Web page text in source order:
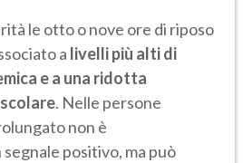
le otto o nove ore di riposo
a livelli più alti di
e a una ridotta
. Nelle persone
non è
positivo, ma può